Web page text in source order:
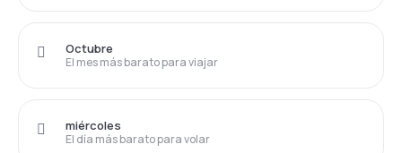
El mes más barato para viajar
Octubre
El día más barato para volar
miércoles